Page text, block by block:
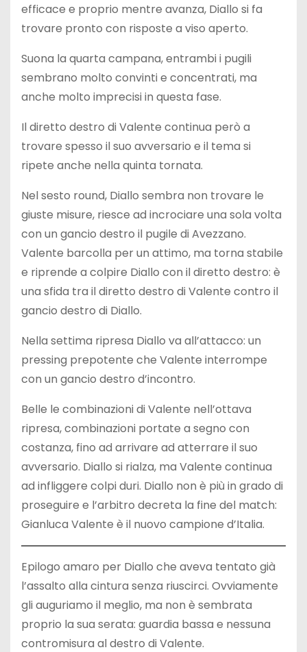
efficace e proprio mentre avanza, Diallo si fa
trovare pronto con risposte a viso aperto.
Suona la quarta campana, entrambi i pugili
sembrano molto convinti e concentrati, ma
anche molto imprecisi in questa fase.
Il diretto destro di Valente continua però a
trovare spesso il suo avversario e il tema si
ripete anche nella quinta tornata.
Nel sesto round, Diallo sembra non trovare le
giuste misure, riesce ad incrociare una sola volta
con un gancio destro il pugile di Avezzano.
Valente barcolla per un attimo, ma torna stabile
e riprende a colpire Diallo con il diretto destro: è
una sfida tra il diretto destro di Valente contro il
gancio destro di Diallo.
Nella settima ripresa Diallo va all’attacco: un
pressing prepotente che Valente interrompe
con un gancio destro d’incontro.
Belle le combinazioni di Valente nell’ottava
ripresa, combinazioni portate a segno con
costanza, fino ad arrivare ad atterrare il suo
avversario. Diallo si rialza, ma Valente continua
ad infliggere colpi duri. Diallo non è più in grado di
proseguire e l’arbitro decreta la fine del match:
Gianluca Valente è il nuovo campione d’Italia.
Epilogo amaro per Diallo che aveva tentato già
l’assalto alla cintura senza riuscirci. Ovviamente
gli auguriamo il meglio, ma non è sembrata
proprio la sua serata: guardia bassa e nessuna
contromisura al destro di Valente.